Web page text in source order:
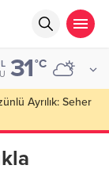
31°C
Ayrılık: Seher